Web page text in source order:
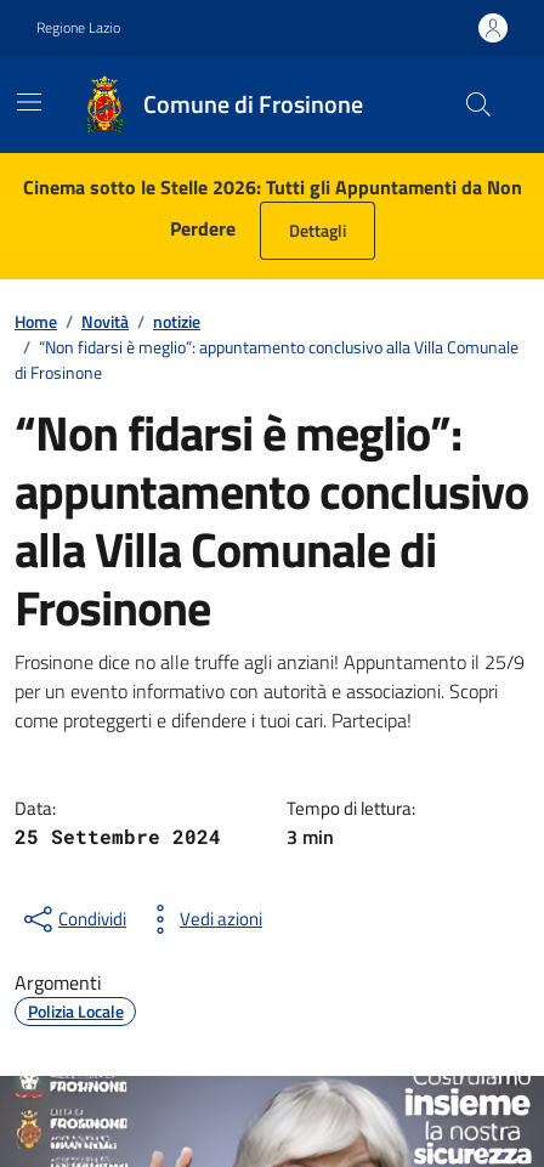
Regione Lazio
Comune di Frosinone
Contenuti in evidenza
Cinema sotto le Stelle 2026: Tutti gli Appuntamenti da Non
Perdere
Dettagli
Home / Novità / notizie
/ “Non fidarsi è meglio”: appuntamento conclusivo alla Villa Comunale
di Frosinone
“Non fidarsi è meglio”:
appuntamento conclusivo
alla Villa Comunale di
Frosinone
Dettagli della notizia
Frosinone dice no alle truffe agli anziani! Appuntamento il 25/9
per un evento informativo con autorità e associazioni. Scopri
come proteggerti e difendere i tuoi cari. Partecipa!
Data:
25 Settembre 2024
Tempo di lettura:
3 min
Condividi Vedi azioni
Argomenti
Polizia Locale